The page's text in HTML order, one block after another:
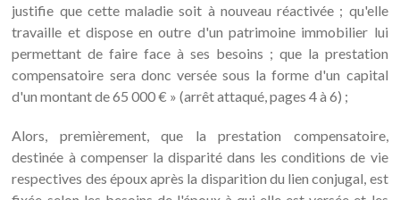
justifie que cette maladie soit à nouveau réactivée ; qu'elle
travaille et dispose en outre d'un patrimoine immobilier lui
permettant de faire face à ses besoins ; que la prestation
compensatoire sera donc versée sous la forme d'un capital
d'un montant de 65 000 € » (arrêt attaqué, pages 4 à 6) ;
Alors, premièrement, que la prestation compensatoire,
destinée à compenser la disparité dans les conditions de vie
respectives des époux après la disparition du lien conjugal, est